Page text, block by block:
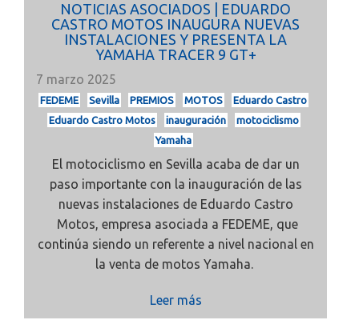
NOTICIAS ASOCIADOS | EDUARDO
CASTRO MOTOS INAUGURA NUEVAS
INSTALACIONES Y PRESENTA LA
YAMAHA TRACER 9 GT+
7 marzo 2025
FEDEME Sevilla PREMIOS MOTOS
Eduardo Castro
Eduardo Castro Motos
inauguración
motociclismo
Yamaha
El motociclismo en Sevilla acaba de dar un
paso importante con la inauguración de las
nuevas instalaciones de Eduardo Castro
Motos, empresa asociada a FEDEME, que
continúa siendo un referente a nivel nacional en
la venta de motos Yamaha.
Leer más